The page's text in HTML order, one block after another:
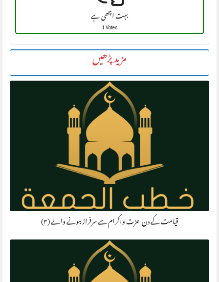
بہت اچھی ہے
1 Votes
مزید پڑھیں
قیامت کے دن عزت واکرام سے سرفراز ہونے والے (۳)